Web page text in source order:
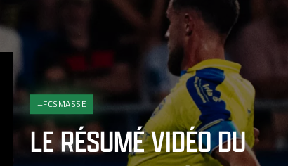
#FCSMASSE
LE RÉSUMÉ VIDÉO DU